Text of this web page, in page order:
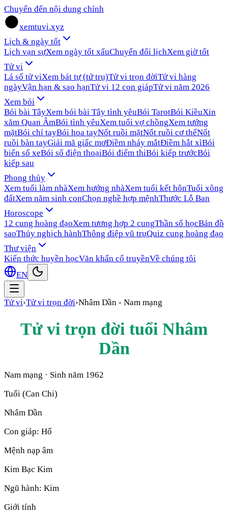
Chuyển đến nội dung chính
xemtuvi.xyz
Lịch & ngày tốt
Lịch vạn sựXem ngày tốt xấuChuyển đổi lịchXem giờ tốt
Tử vi
Lá số tử viXem bát tự (tứ trụ)Tử vi trọn đờiTử vi hàng
ngàyVận hạn & sao hạnTử vi 12 con giápTử vi năm 2026
Xem bói
Bói bài TâyXem bói bài Tây tình yêuBói TarotBói KiềuXin
xăm Quan ÂmBói tình yêuXem tuổi vợ chồngXem tướng
mặtBói chỉ tayBói hoa tayNốt ruồi mặtNốt ruồi cơ thểNốt
ruồi bàn tayGiải mã giấc mơĐiềm nháy mắtĐiềm hắt xìBói
biển số xeBói số điện thoạiBói điểm thiBói kiếp trướcBói
kiếp sau
Phong thủy
Xem tuổi làm nhàXem hướng nhàXem tuổi kết hônTuổi xông
đấtXem năm sinh conChọn nghề hợp mệnhThước Lỗ Ban
Horoscope
12 cung hoàng đạoXem tương hợp 2 cungThần số họcBản đồ
saoThủy nghịch hànhThông điệp vũ trụQuiz cung hoàng đạo
Thư viện
Kiến thức huyền họcVăn khấn cổ truyềnVề chúng tôi
EN
Tử vi›Tử vi trọn đời›Nhâm Dần - Nam mạng
Tử vi trọn đời tuổi Nhâm
Dần
Nam mạng · Sinh năm 1962
Tuổi (Can Chi)
Nhâm Dần
Con giáp: Hổ
Mệnh nạp âm
Kim Bạc Kim
Ngũ hành: Kim
Giới tính